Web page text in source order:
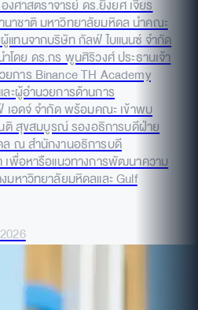
งศาสตราจารย์ ดร.ยิ่งยศ เจียร
าชาติ มหาวิทยาลัยมหิดล นำคณะ
ทนจากบริษัท กัลฟ์ ไบแนนซ์ จำกัด
โดย ดร.กร พูนศิริวงศ์ ประธานเจ้า
การ Binance TH Academy
ะผู้อำนวยการด้านการ
อดจ์ จำกัด พร้อมคณะ เข้าพบ
ติ สุขสมบูรณ์ รองอธิการบดีฝ่าย
ณ สำนักงานอธิการบดี
พื่อหารือแนวทางการพัฒนาความ
มหาวิทยาลัยมหิดลและ Gulf